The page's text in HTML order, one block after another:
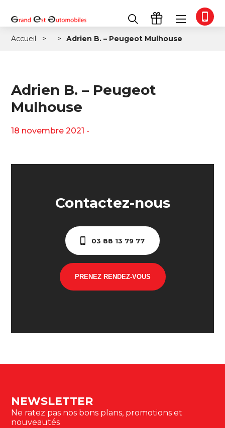
Accueil Adrien B. – Peugeot Mulhouse
Adrien B. – Peugeot
Mulhouse
18 novembre 2021 -
Contactez-nous
03 88 13 79 77
PRENEZ RENDEZ-VOUS
NEWSLETTER
Ne ratez pas nos bons plans, promotions et
nouveautés